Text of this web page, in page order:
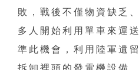
敗，戰後不僅物資缺乏
多人開始利用單車來運
準此機會，利用陸軍遺
拆卸裡頭的發電機設備